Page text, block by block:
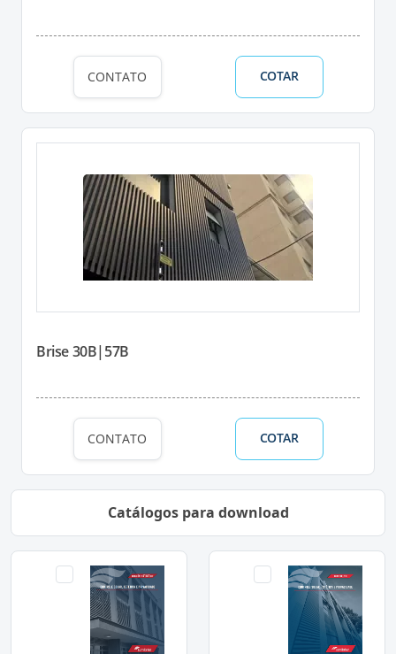
CONTATO COTAR
Brise 30B|57B
CONTATO COTAR
Catálogos para download